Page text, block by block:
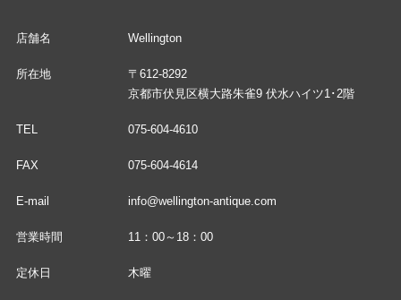
店舗名 Wellington
所在地
〒612-8292
京都市伏見区横大路朱雀9 伏水ハイツ1･2階
TEL 075-604-4610
FAX 075-604-4614
E-mail info@wellington-antique.com
営業時間 11：00～18：00
定休日 木曜